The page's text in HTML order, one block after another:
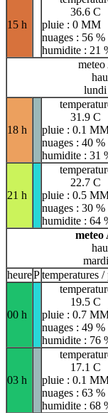
15 h
36.6 C
pluie : 0 MM
nuages : 56 %
humidite : 21
lundi
18 h
31.9 C
pluie : 0.1
nuages : 40 %
humidite : 31
21 h
22.7 C
pluie : 0.5
nuages : 30 %
humidite : 64
heurePtemperatures /
00 h
19.5 C
pluie : 0.7
nuages : 49 %
humidite : 76
03 h
17.1 C
pluie : 0.1
nuages : 63 %
humidite : 68